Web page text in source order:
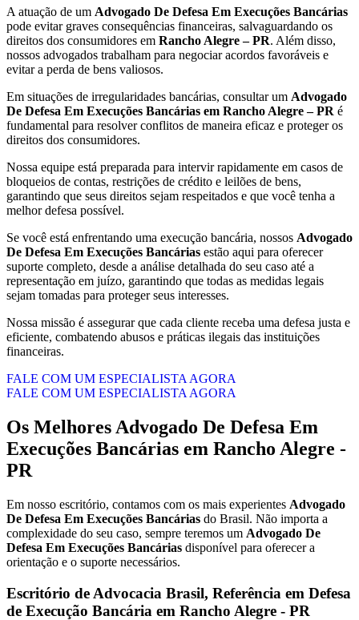
A atuação de um Advogado De Defesa Em Execuções Bancárias
pode evitar graves consequências financeiras, salvaguardando os
direitos dos consumidores em Rancho Alegre – PR. Além disso,
nossos advogados trabalham para negociar acordos favoráveis e
evitar a perda de bens valiosos.
Em situações de irregularidades bancárias, consultar um Advogado
De Defesa Em Execuções Bancárias em Rancho Alegre – PR é
fundamental para resolver conflitos de maneira eficaz e proteger os
direitos dos consumidores.
Nossa equipe está preparada para intervir rapidamente em casos de
bloqueios de contas, restrições de crédito e leilões de bens,
garantindo que seus direitos sejam respeitados e que você tenha a
melhor defesa possível.
Se você está enfrentando uma execução bancária, nossos Advogado
De Defesa Em Execuções Bancárias estão aqui para oferecer
suporte completo, desde a análise detalhada do seu caso até a
representação em juízo, garantindo que todas as medidas legais
sejam tomadas para proteger seus interesses.
Nossa missão é assegurar que cada cliente receba uma defesa justa e
eficiente, combatendo abusos e práticas ilegais das instituições
financeiras.
FALE COM UM ESPECIALISTA AGORA
FALE COM UM ESPECIALISTA AGORA
Os Melhores Advogado De Defesa Em
Execuções Bancárias em Rancho Alegre -
PR
Em nosso escritório, contamos com os mais experientes Advogado
De Defesa Em Execuções Bancárias do Brasil. Não importa a
complexidade do seu caso, sempre teremos um Advogado De
Defesa Em Execuções Bancárias disponível para oferecer a
orientação e o suporte necessários.
Escritório de Advocacia Brasil, Referência em Defesa
de Execução Bancária em Rancho Alegre - PR